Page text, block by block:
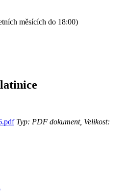
měsících do 18:00)
Typ: PDF dokument, Velikost: